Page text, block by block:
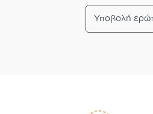
Υποβολή